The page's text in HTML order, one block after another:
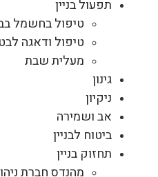
תפעול בניין
טיפול בחשמל
טיפול ודאגה
מעלית שבת
גינון
ניקיון
אב ושמירה
ביטוח לבניין
תחזוק בניין
מהנדס חברת